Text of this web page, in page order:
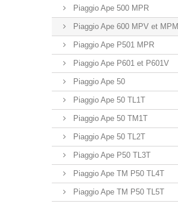
Piaggio Ape 500 MPR
Piaggio Ape 600 MPV et MPM
Piaggio Ape P501 MPR
Piaggio Ape P601 et P601V
Piaggio Ape 50
Piaggio Ape 50 TL1T
Piaggio Ape 50 TM1T
Piaggio Ape 50 TL2T
Piaggio Ape P50 TL3T
Piaggio Ape TM P50 TL4T
Piaggio Ape TM P50 TL5T